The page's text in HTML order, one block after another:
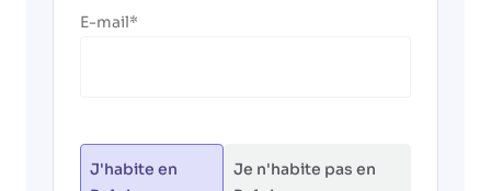
E-mail
J'habite en
Je n'habite pas en